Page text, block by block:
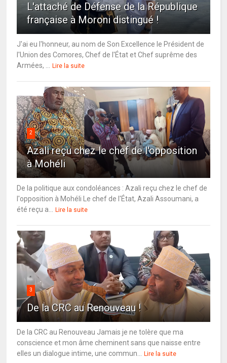
L'attaché de Défense de la République
française à Moroni distingué !
J'ai eu l'honneur, au nom de Son Excellence le Président de
l'Union des Comores, Chef de l'État et Chef suprême des
Armées, ...
Lire la suite
2
Azali reçu chez le chef de l'opposition
à Mohéli
De la politique aux condoléances : Azali reçu chez le chef de
l'opposition à Mohéli Le chef de l'État, Azali Assoumani, a
été reçu a...
Lire la suite
3
De la CRC au Renouveau !
De la CRC au Renouveau Jamais je ne tolère que ma
conscience et mon âme cheminent sans que naisse entre
elles un dialogue intime, une commun...
Lire la suite